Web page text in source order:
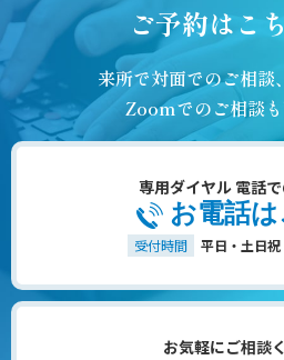
ご予約はこ
来所で対面でのご相談
Zoomでのご相談も
専用ダイヤル 電話
お電話
受付時間 平日・土日
お気軽にご相談